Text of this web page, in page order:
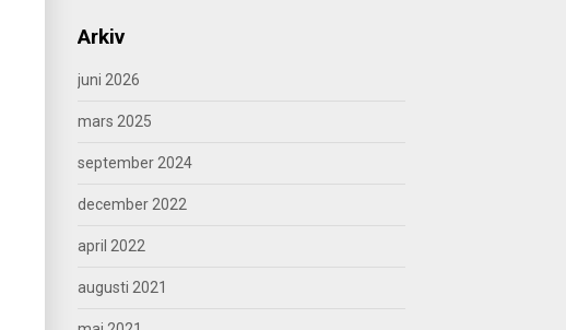
Arkiv
juni 2026
mars 2025
september 2024
december 2022
april 2022
augusti 2021